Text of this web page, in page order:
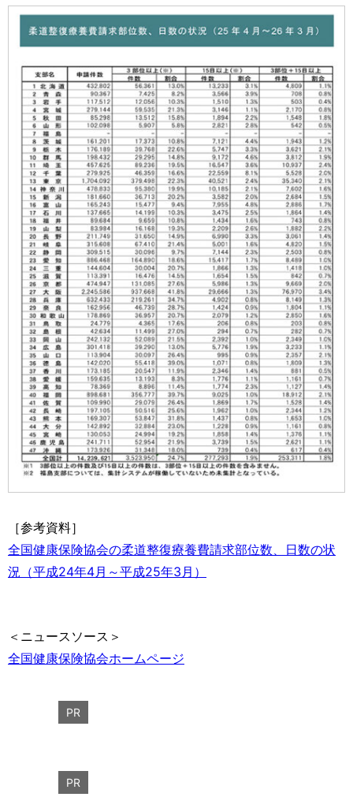
［参考資料］
全国健康保険協会の柔道整復療養費請求部位数、日数の状
況（平成24年4月～平成25年3月）
＜ニュースソース＞
全国健康保険協会ホームページ
PR
PR